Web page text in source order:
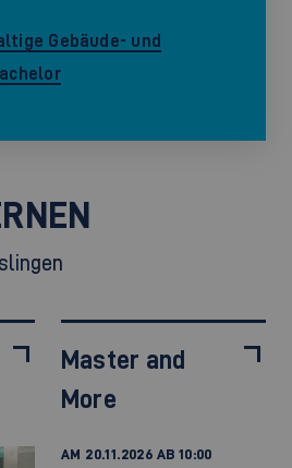
Gebäude- und
Master and
More
AM 20.11.2026 AB 10:00